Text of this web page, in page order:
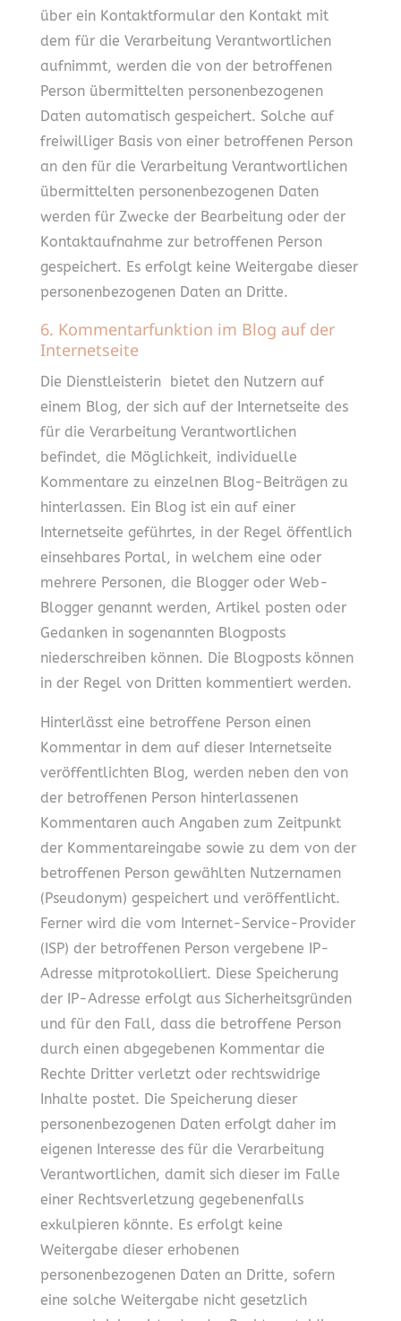
über ein Kontaktformular den Kontakt mit
dem für die Verarbeitung Verantwortlichen
aufnimmt, werden die von der betroffenen
Person übermittelten personenbezogenen
Daten automatisch gespeichert. Solche auf
freiwilliger Basis von einer betroffenen Person
an den für die Verarbeitung Verantwortlichen
übermittelten personenbezogenen Daten
werden für Zwecke der Bearbeitung oder der
Kontaktaufnahme zur betroffenen Person
gespeichert. Es erfolgt keine Weitergabe dieser
personenbezogenen Daten an Dritte.
6. Kommentarfunktion im Blog auf der
Internetseite
Die Dienstleisterin bietet den Nutzern auf
einem Blog, der sich auf der Internetseite des
für die Verarbeitung Verantwortlichen
befindet, die Möglichkeit, individuelle
Kommentare zu einzelnen Blog-Beiträgen zu
hinterlassen. Ein Blog ist ein auf einer
Internetseite geführtes, in der Regel öffentlich
einsehbares Portal, in welchem eine oder
mehrere Personen, die Blogger oder Web-
Blogger genannt werden, Artikel posten oder
Gedanken in sogenannten Blogposts
niederschreiben können. Die Blogposts können
in der Regel von Dritten kommentiert werden.
Hinterlässt eine betroffene Person einen
Kommentar in dem auf dieser Internetseite
veröffentlichten Blog, werden neben den von
der betroffenen Person hinterlassenen
Kommentaren auch Angaben zum Zeitpunkt
der Kommentareingabe sowie zu dem von der
betroffenen Person gewählten Nutzernamen
(Pseudonym) gespeichert und veröffentlicht.
Ferner wird die vom Internet-Service-Provider
(ISP) der betroffenen Person vergebene IP-
Adresse mitprotokolliert. Diese Speicherung
der IP-Adresse erfolgt aus Sicherheitsgründen
und für den Fall, dass die betroffene Person
durch einen abgegebenen Kommentar die
Rechte Dritter verletzt oder rechtswidrige
Inhalte postet. Die Speicherung dieser
personenbezogenen Daten erfolgt daher im
eigenen Interesse des für die Verarbeitung
Verantwortlichen, damit sich dieser im Falle
einer Rechtsverletzung gegebenenfalls
exkulpieren könnte. Es erfolgt keine
Weitergabe dieser erhobenen
personenbezogenen Daten an Dritte, sofern
eine solche Weitergabe nicht gesetzlich